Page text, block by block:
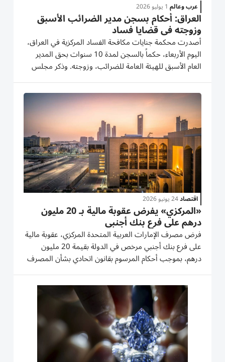
عرب وعالم 1 يوليو 2026
العراق: أحكام بسجن مدير الضرائب الأسبق
وزوجته في قضايا فساد
أصدرت محكمة جنايات مكافحة الفساد المركزية في العراق،
اليوم الأربعاء، حكماً بالسجن لمدة 10 سنوات بحق المدير
العام الأسبق للهيئة العامة للضرائب، وزوجته. وذكر مجلس
القضاء، في بيان تلقته وكالة الأنباء العراقية «واع»، أن
«محكمة جنايات مكافحة الفساد المركزية، أصدرت حكماً...
اقتصاد24 يونيو 2026
«المركزي» يفرض عقوبة مالية بـ 20 مليون
درهم على فرع بنك أجنبي
فرض مصرف الإمارات العربية المتحدة المركزي، عقوبة مالية
على فرع بنك أجنبي مرخص في الدولة بقيمة 20 مليون
درهم، بموجب أحكام المرسوم بقانون اتحادي بشأن المصرف
المركزي وتنظيم المؤسسات والأنشطة المالية وتعديلاته.
وفُرضت العقوبة المالية بناءً على نتائج عمليات التفتيش
التي...